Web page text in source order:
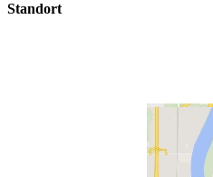
Standort